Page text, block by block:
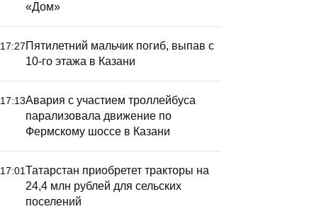
«Дом»
17:27Пятилетний мальчик погиб, выпав с
10-го этажа в Казани
17:13Авария с участием троллейбуса
парализовала движение по
Фермскому шоссе в Казани
17:01Татарстан приобретет тракторы на
24,4 млн рублей для сельских
поселений